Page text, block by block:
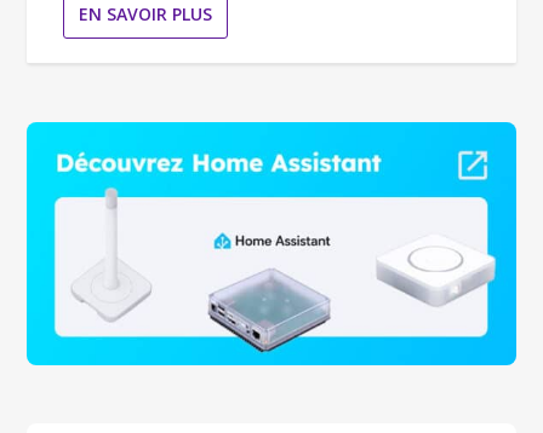
EN SAVOIR PLUS